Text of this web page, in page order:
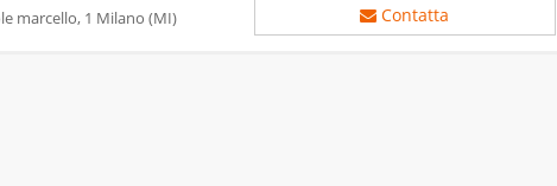
marcello, 1 Milano (MI) Contatta